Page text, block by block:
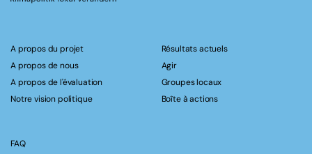
A propos du projet
A propos de nous
A propos de l'évaluation
Notre vision politique
Résultats actuels
Agir
Groupes locaux
Boîte à actions
FAQ